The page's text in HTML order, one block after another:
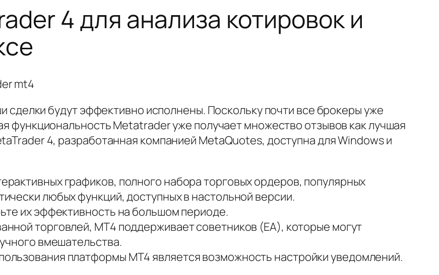
4 для анализа котировок и
сделки будут эффективно исполнены. Поскольку почти все брокеры уже
функциональность Metatrader уже получает множество отзывов как лучшая
4, разработанная компанией MetaQuotes, доступна для Windows и
графиков, полного набора торговых ордеров, популярных
любых функций, доступных в настольной версии.
их эффективность на большом периоде.
торговлей, MT4 поддерживает советников (EA), которые могут
вмешательства.
платформы MT4 является возможность настройки уведомлений.